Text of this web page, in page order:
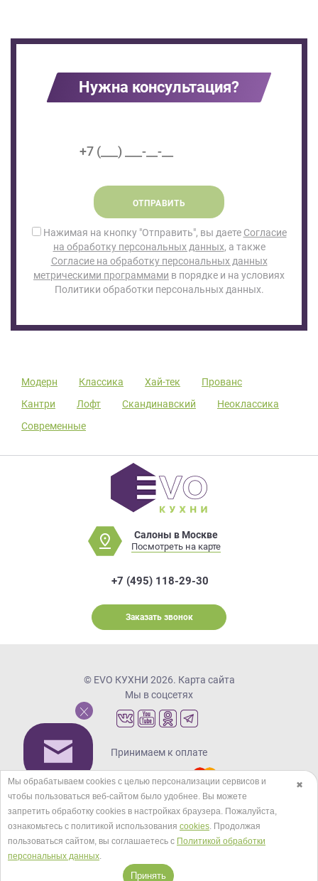
Нужна консультация?
ОТПРАВИТЬ
Нажимая на кнопку "Отправить", вы даете Согласие
на обработку персональных данных, а также
Согласие на обработку персональных данных
метрическими программами в порядке и на условиях
Политики обработки персональных данных.
Модерн Классика Хай-тек
Прованс
Кантри
Лофт Скандинавский
Неоклассика
Современные
Салоны в Москве
Посмотреть на карте
+7 (495) 118-29-30
Заказать звонок
© EVO КУХНИ 2026. Карта сайта
Мы в соцсетях
Принимаем к оплате
Кредиты и рассрочка
✖
Мы обрабатываем cookies с целью персонализации сервисов и
чтобы пользоваться веб-сайтом было удобнее. Вы можете
запретить обработку сookies в настройках браузера. Пожалуйста,
ознакомьтесь с политикой использования cookies. Продолжая
пользоваться сайтом, вы соглашаетесь с Политикой обработки
персональных данных.
Принять